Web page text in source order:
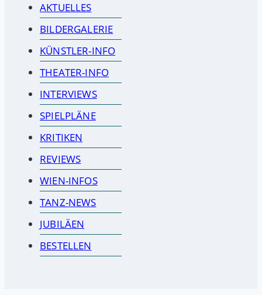
AKTUELLES
BILDERGALERIE
KÜNSTLER-INFO
THEATER-INFO
INTERVIEWS
SPIELPLÄNE
KRITIKEN
REVIEWS
WIEN-INFOS
TANZ-NEWS
JUBILÄEN
BESTELLEN